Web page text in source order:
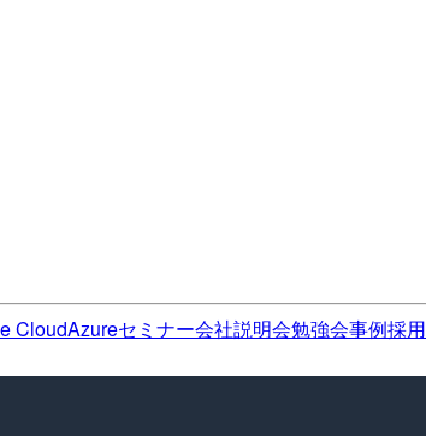
CloudAzureセミナー会社説明会勉強会事例採用